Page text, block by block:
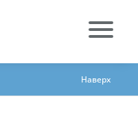
Наверх